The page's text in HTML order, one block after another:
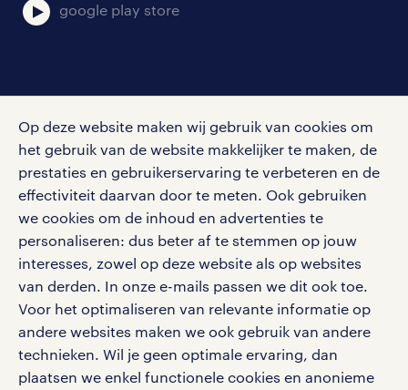
Op deze website maken wij gebruik van cookies om
het gebruik van de website makkelijker te maken, de
prestaties en gebruikerservaring te verbeteren en de
effectiviteit daarvan door te meten. Ook gebruiken
we cookies om de inhoud en advertenties te
personaliseren: dus beter af te stemmen op jouw
interesses, zowel op deze website als op websites
van derden. In onze e-mails passen we dit ook toe.
Voor het optimaliseren van relevante informatie op
andere websites maken we ook gebruik van andere
technieken. Wil je geen optimale ervaring, dan
plaatsen we enkel functionele cookies en anonieme
google play store
Volg ons voor de leukste content omtrent
vacatures, solliciteren en inspiratie.
werken bij randstad
gebruikersvoorwaarden
privacystatement
cookies
disclaimer